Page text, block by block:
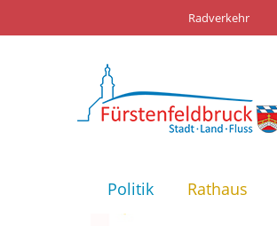
Radverkehr
Politik Rathaus